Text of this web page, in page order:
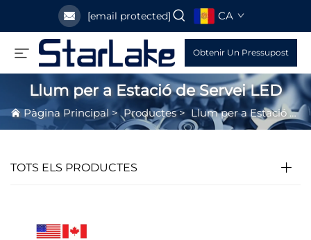
[email protected] CA
Obtenir Un Pressupost
Llum per a Estació de Servei LED
Pàgina Principal >Productes> Llum per a Estació de Servei LED
TOTS ELS PRODUCTES